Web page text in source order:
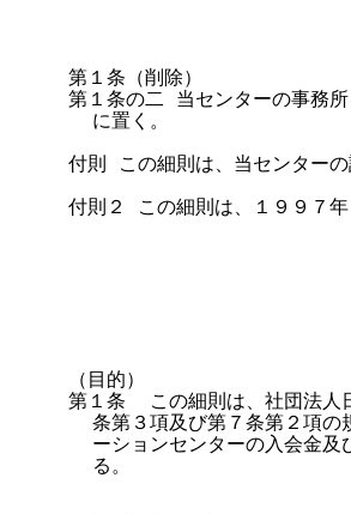
第１条（削除）
第１条の二 当センターの事務
  に置く。
付則 この細則は、当センター
付則２ この細則は、１９９７
（目的）
第１条  この細則は、社団法人
条第３項及び第７条第２項の
ーションセンターの入会金及
  る。